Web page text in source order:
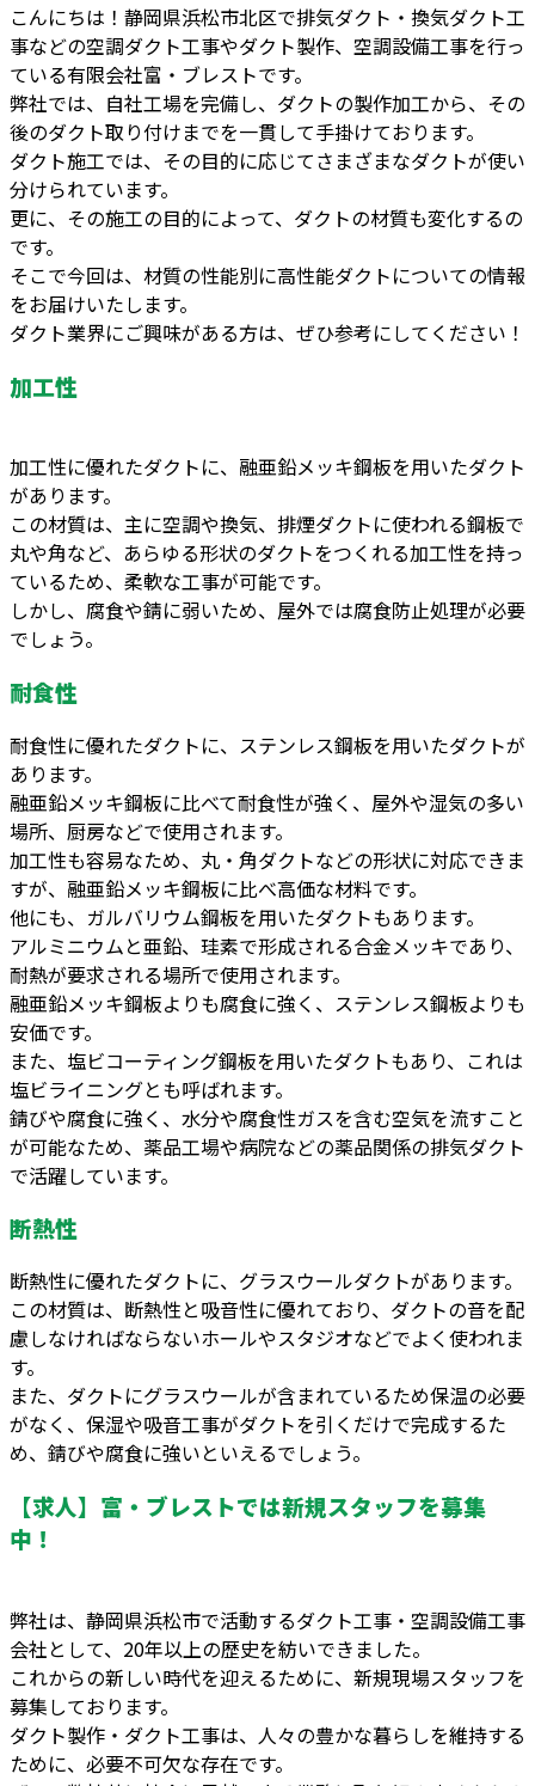
こんにちは！静岡県浜松市北区で排気ダクト・換気ダクト工
事などの空調ダクト工事やダクト製作、空調設備工事を行っ
ている有限会社富・ブレストです。
弊社では、自社工場を完備し、ダクトの製作加工から、その
後のダクト取り付けまでを一貫して手掛けております。
ダクト施工では、その目的に応じてさまざまなダクトが使い
分けられています。
更に、その施工の目的によって、ダクトの材質も変化するの
です。
そこで今回は、材質の性能別に高性能ダクトについての情報
をお届けいたします。
ダクト業界にご興味がある方は、ぜひ参考にしてください！
加工性
加工性に優れたダクトに、融亜鉛メッキ鋼板を用いたダクト
があります。
この材質は、主に空調や換気、排煙ダクトに使われる鋼板で
丸や角など、あらゆる形状のダクトをつくれる加工性を持っ
ているため、柔軟な工事が可能です。
しかし、腐食や錆に弱いため、屋外では腐食防止処理が必要
でしょう。
耐食性
耐食性に優れたダクトに、ステンレス鋼板を用いたダクトが
あります。
融亜鉛メッキ鋼板に比べて耐食性が強く、屋外や湿気の多い
場所、厨房などで使用されます。
加工性も容易なため、丸・角ダクトなどの形状に対応できま
すが、融亜鉛メッキ鋼板に比べ高価な材料です。
他にも、ガルバリウム鋼板を用いたダクトもあります。
アルミニウムと亜鉛、珪素で形成される合金メッキであり、
耐熱が要求される場所で使用されます。
融亜鉛メッキ鋼板よりも腐食に強く、ステンレス鋼板よりも
安価です。
また、塩ビコーティング鋼板を用いたダクトもあり、これは
塩ビライニングとも呼ばれます。
錆びや腐食に強く、水分や腐食性ガスを含む空気を流すこと
が可能なため、薬品工場や病院などの薬品関係の排気ダクト
で活躍しています。
断熱性
断熱性に優れたダクトに、グラスウールダクトがあります。
この材質は、断熱性と吸音性に優れており、ダクトの音を配
慮しなければならないホールやスタジオなどでよく使われま
す。
また、ダクトにグラスウールが含まれているため保温の必要
がなく、保湿や吸音工事がダクトを引くだけで完成するた
め、錆びや腐食に強いといえるでしょう。
【求人】富・ブレストでは新規スタッフを募集
中！
弊社は、静岡県浜松市で活動するダクト工事・空調設備工事
会社として、20年以上の歴史を紡いできました。
これからの新しい時代を迎えるために、新規現場スタッフを
募集しております。
ダクト製作・ダクト工事は、人々の豊かな暮らしを維持する
ために、必要不可欠な存在です。